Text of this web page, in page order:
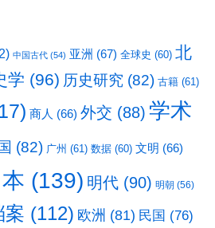
中国古代 (54) 亚洲 (67) 全球史 (60) 北
学 (96) 历史研究 (82) 古籍 (61)
商人 (66) 外交 (88) 学术
(82) 广州 (61) 数据 (60) 文明 (66)
(139) 明代 (90) 明朝 (56)
案 (112) 欧洲 (81) 民国 (76)